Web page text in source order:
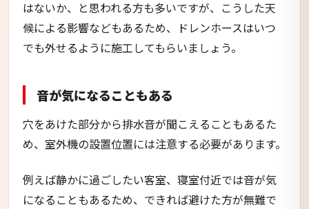
はないか、と思われる方も多いですが、こうした天
候による影響などもあるため、ドレンホースはいつ
でも外せるように施工してもらいましょう。
音が気になることもある
穴をあけた部分から排水音が聞こえることもあるた
め、室外機の設置位置には注意する必要があります。
例えば静かに過ごしたい客室、寝室付近では音が気
になることもあるため、できれば避けた方が無難で